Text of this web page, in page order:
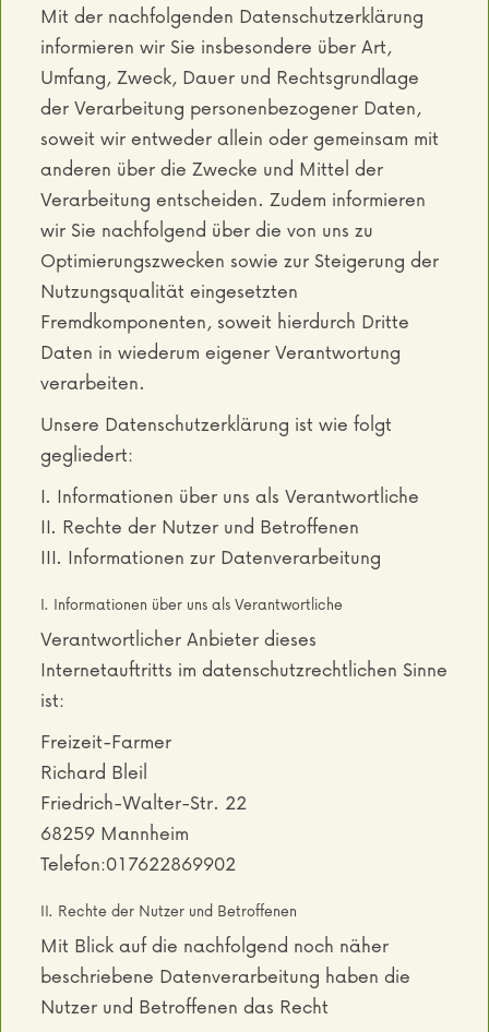
Mit der nachfolgenden Datenschutzerklärung
informieren wir Sie insbesondere über Art,
Umfang, Zweck, Dauer und Rechtsgrundlage
der Verarbeitung personenbezogener Daten,
soweit wir entweder allein oder gemeinsam mit
anderen über die Zwecke und Mittel der
Verarbeitung entscheiden. Zudem informieren
wir Sie nachfolgend über die von uns zu
Optimierungszwecken sowie zur Steigerung der
Nutzungsqualität eingesetzten
Fremdkomponenten, soweit hierdurch Dritte
Daten in wiederum eigener Verantwortung
verarbeiten.
Unsere Datenschutzerklärung ist wie folgt
gegliedert:
I. Informationen über uns als Verantwortliche
II. Rechte der Nutzer und Betroffenen
III. Informationen zur Datenverarbeitung
I. Informationen über uns als Verantwortliche
Verantwortlicher Anbieter dieses
Internetauftritts im datenschutzrechtlichen Sinne
ist:
Freizeit-Farmer
Richard Bleil
Friedrich-Walter-Str. 22
68259 Mannheim
Telefon:017622869902
II. Rechte der Nutzer und Betroffenen
Mit Blick auf die nachfolgend noch näher
beschriebene Datenverarbeitung haben die
Nutzer und Betroffenen das Recht